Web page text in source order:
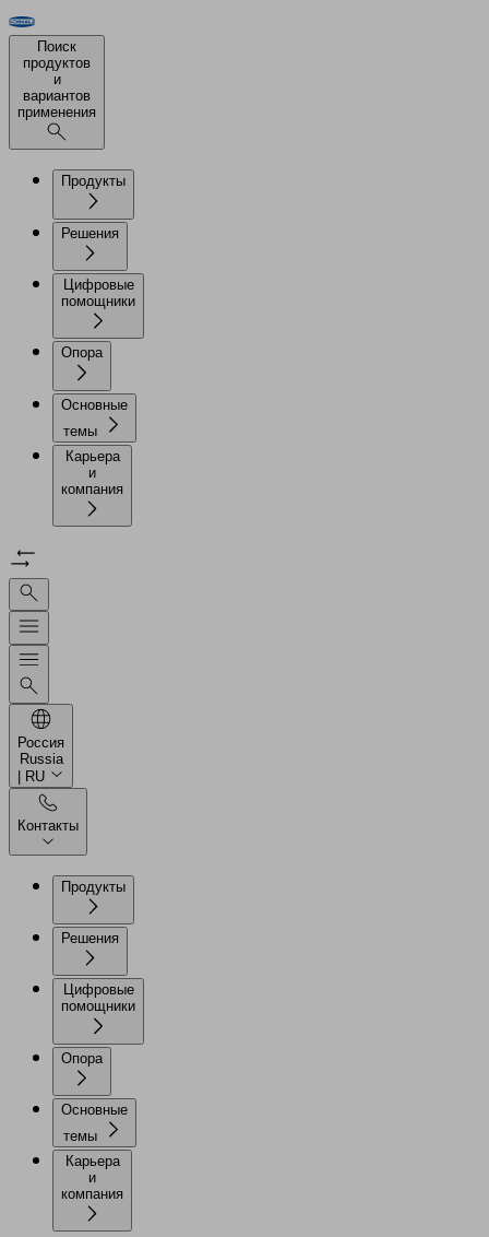
Поиск
продуктов
и
вариантов
применения
Продукты
Решения
Цифровые
помощники
Опора
Основные
темы
Карьера
и
компания
Россия
Russia
| RU
Контакты
Продукты
Решения
Цифровые
помощники
Опора
Основные
темы
Карьера
и
компания